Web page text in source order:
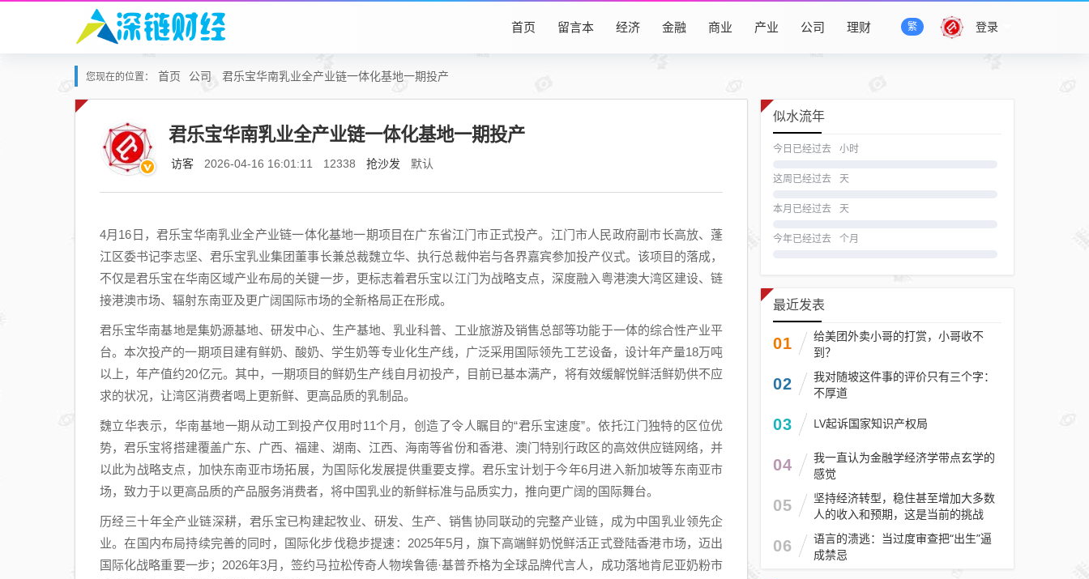
登录
繁
首页 留言本 经济 金融 商业 产业 公司 理财
您现在的位置： 首页 公司 君乐宝华南乳业全产业链一体化基地一期投产
君乐宝华南乳业全产业链一体化基地一期投产
访客 2026-04-16 16:01:11 12338 抢沙发 默认
4月16日，君乐宝华南乳业全产业链一体化基地一期项目在广东省江门市正式投产。江门市人民政府副市长高放、蓬
江区委书记李志坚、君乐宝乳业集团董事长兼总裁魏立华、执行总裁仲岩与各界嘉宾参加投产仪式。该项目的落成，
不仅是君乐宝在华南区域产业布局的关键一步，更标志着君乐宝以江门为战略支点，深度融入粤港澳大湾区建设、链
接港澳市场、辐射东南亚及更广阔国际市场的全新格局正在形成。
君乐宝华南基地是集奶源基地、研发中心、生产基地、乳业科普、工业旅游及销售总部等功能于一体的综合性产业平
台。本次投产的一期项目建有鲜奶、酸奶、学生奶等专业化生产线，广泛采用国际领先工艺设备，设计年产量18万吨
以上，年产值约20亿元。其中，一期项目的鲜奶生产线自月初投产，目前已基本满产，将有效缓解悦鲜活鲜奶供不应
求的状况，让湾区消费者喝上更新鲜、更高品质的乳制品。
魏立华表示，华南基地一期从动工到投产仅用时11个月，创造了令人瞩目的“君乐宝速度”。依托江门独特的区位优
势，君乐宝将搭建覆盖广东、广西、福建、湖南、江西、海南等省份和香港、澳门特别行政区的高效供应链网络，并
以此为战略支点，加快东南亚市场拓展，为国际化发展提供重要支撑。君乐宝计划于今年6月进入新加坡等东南亚市
场，致力于以更高品质的产品服务消费者，将中国乳业的新鲜标准与品质实力，推向更广阔的国际舞台。
历经三十年全产业链深耕，君乐宝已构建起牧业、研发、生产、销售协同联动的完整产业链，成为中国乳业领先企
业。在国内布局持续完善的同时，国际化步伐稳步提速：2025年5月，旗下高端鲜奶悦鲜活正式登陆香港市场，迈出
国际化战略重要一步；2026年3月，签约马拉松传奇人物埃鲁德·基普乔格为全球品牌代言人，成功落地肯尼亚奶粉市
似水流年
今日已经过去 小时
这周已经过去 天
本月已经过去 天
今年已经过去 个月
最近发表
01
给美团外卖小哥的打赏，小哥收不
到？
02
我对随坡这件事的评价只有三个字：
不厚道
03 LV起诉国家知识产权局
04
我一直认为金融学经济学带点玄学的
感觉
05
坚持经济转型，稳住甚至增加大多数
人的收入和预期，这是当前的挑战
06
语言的溃逃：当过度审查把“出生”逼
成禁忌